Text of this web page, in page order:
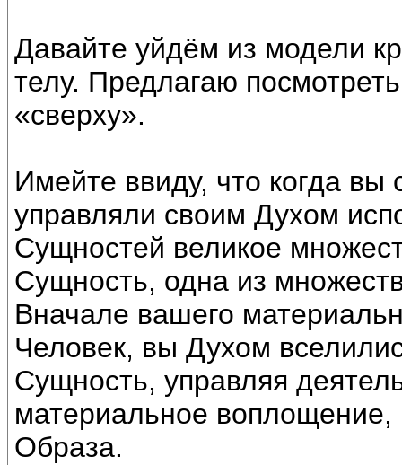
Давайте уйдём из модели
телу. Предлагаю
«сверху».
Имейте ввиду, что когда
управляли своим Духом
Сущностей великое
Сущность, одна из
Вначале вашего
Человек, вы Духом
Сущность, управляя
материальное воплощение,
Образа.